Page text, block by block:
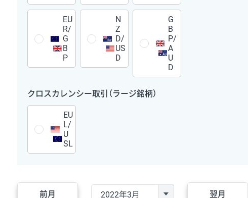
EU
R/
G
B
P
N
Z
D/
US
D
G
B
P/
A
U
D
クロスカレンシー取引（ラージ銘柄）
EU
L/
U
SL
前月 翌月